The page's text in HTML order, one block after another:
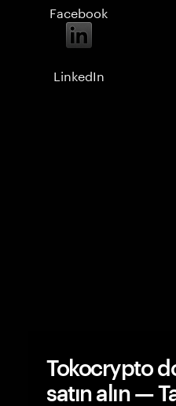
Facebook
LinkedIn
Tokocrypto
satın alın —